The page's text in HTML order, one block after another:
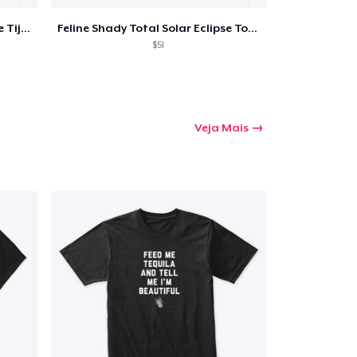
Feline Shady Total Solar Eclipse Tijuana Feline Shady Total Solar Eclipse Toledo
$51
Veja Mais